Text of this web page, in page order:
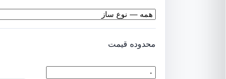
محدوده قیمت